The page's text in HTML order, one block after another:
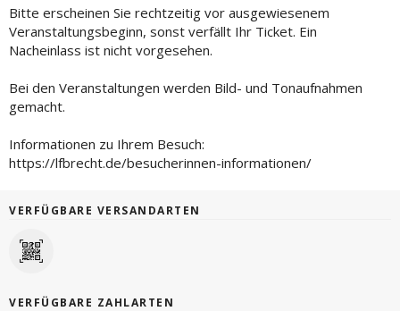
Bitte erscheinen Sie rechtzeitig vor ausgewiesenem
Veranstaltungsbeginn, sonst verfällt Ihr Ticket. Ein
Nacheinlass ist nicht vorgesehen.
Bei den Veranstaltungen werden Bild- und Tonaufnahmen
gemacht.
Informationen zu Ihrem Besuch:
https://lfbrecht.de/besucherinnen-informationen/
VERFÜGBARE VERSANDARTEN
VERFÜGBARE ZAHLARTEN